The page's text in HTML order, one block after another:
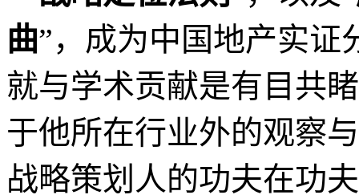
特有的细致观察力，造
性。
在业内，他是人文城
大旗是他的典型特征与